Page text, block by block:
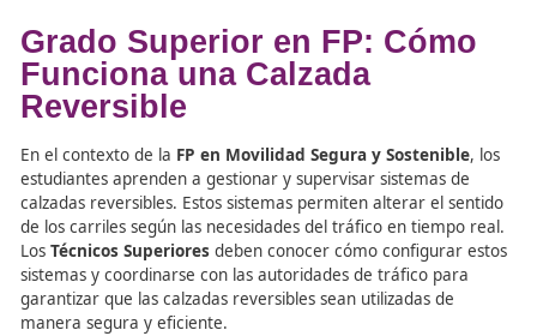
La
Formación Profesional FP enMovilidad Segura y
Sostenible forma a losTécnicos Superiorespara
operar estas infraestructuras de forma eficaz,
seguridad y eficiencia del tráfico.
Grado Superior en FP:
Funciona una Calzada
Reversible